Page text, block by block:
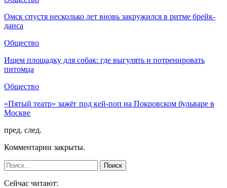
Омск спустя несколько лет вновь закружился в ритме брейк-
данса
Общество
Ищем площадку для собак: где выгулять и потренировать
питомца
Общество
«Пятый театр» зажёг под кей-поп на Покровском бульваре в
Москве
пред. след.
Комментарии закрыты.
Сейчас читают: